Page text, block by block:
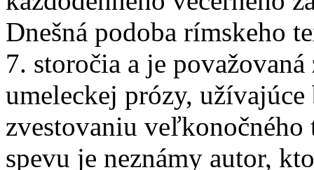
Dnešná podoba rímskeho
7. storočia a je
umeleckej prózy,
zvestovaniu
spevu je neznámy autor,